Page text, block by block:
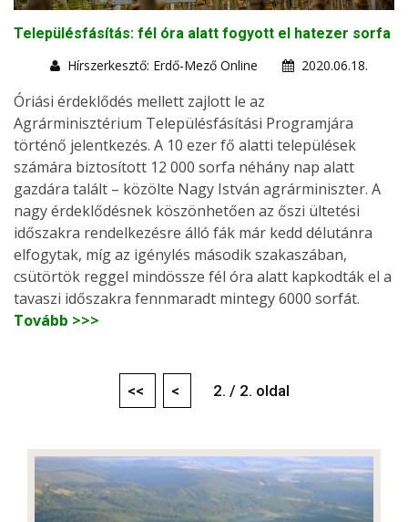
Településfásítás: fél óra alatt fogyott el hatezer sorfa
Hírszerkesztő: Erdő-Mező Online
2020.06.18.
Óriási érdeklődés mellett zajlott le az
Agrárminisztérium Településfásítási Programjára
történő jelentkezés. A 10 ezer fő alatti települések
számára biztosított 12 000 sorfa néhány nap alatt
gazdára talált – közölte Nagy István agrárminiszter. A
nagy érdeklődésnek köszönhetően az őszi ültetési
időszakra rendelkezésre álló fák már kedd délutánra
elfogytak, míg az igénylés második szakaszában,
csütörtök reggel mindössze fél óra alatt kapkodták el a
tavaszi időszakra fennmaradt mintegy 6000 sorfát.
Tovább >>>
<< < 2. / 2. oldal